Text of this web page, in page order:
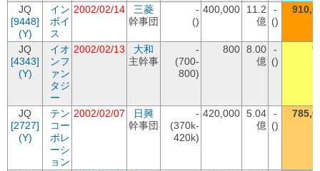
JQ
[9448]
(Y)
イン
ボイ
ス
2002/02/14
三菱
幹事団
-
()
400,000
11.2
億
-
()
JQ
[4343]
(Y)
イオ
ンフ
ァン
タジ
ー
2002/02/13
大和
主幹事
-
(700-
800)
800 8.00
億
-
()
JQ
[2727]
(Y)
テン
コー
ポレ
ーシ
ョン
2002/02/07
日興
幹事団
-
(370k-
420k)
420,000 5.04
億
-
()